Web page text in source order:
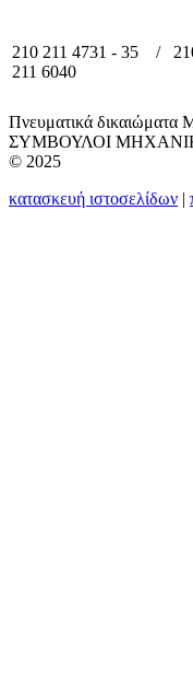
210 211 4731 - 35 /
211 6040
Πνευματικά
ΣΥΜΒΟΥΛΟΙ
© 2025
κατασκευή ιστοσελίδων |